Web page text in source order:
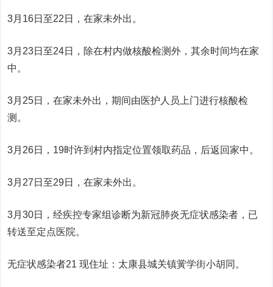
3月16日至22日，在家未外出。
3月23日至24日，除在村内做核酸检测外，其余时间均在家
中。
3月25日，在家未外出，期间由医护人员上门进行核酸检
测。
3月26日，19时许到村内指定位置领取药品，后返回家中。
3月27日至29日，在家未外出。
3月30日，经疾控专家组诊断为新冠肺炎无症状感染者，已
转送至定点医院。
无症状感染者21 现住址：太康县城关镇黉学街小胡同。